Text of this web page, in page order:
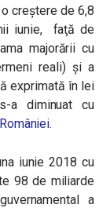
creștere de 6,8
iunie, faţă de
majorării cu
reali) şi a
exprimată în lei
a diminuat cu
iunie 2018 cu
98 de miliarde
a